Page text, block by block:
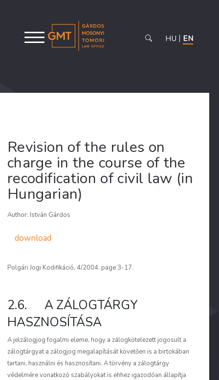
HU EN
Revision of the rules on
charge in the course of the
recodification of civil law (in
Hungarian)
Author: István Gárdos
download
Polgári Jogi Kodifikáció, 4/2004. page 3-17.
2.6. A ZÁLOGTÁRGY
HASZNOSÍTÁSA
A jelzálogjog fogalmi eleme, hogy a zálogkötelezett jogosult a
zálogtárgyat a zálogjog megalapítását követően is a birtokában
tartani, használni és hasznosítani. A törvény a zálogtárgy
védelmére vonatkozó szabályokat is ehhez igazodóan állapítja